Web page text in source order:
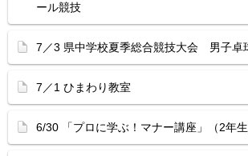
ール競技
7／3 県中学校夏季総合競技大会 男子卓
7／1 ひまわり教室
6/30 「プロに学ぶ！マナー講座」（2年生